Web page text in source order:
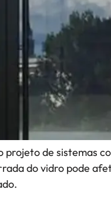
de sistemas
do vidro pode